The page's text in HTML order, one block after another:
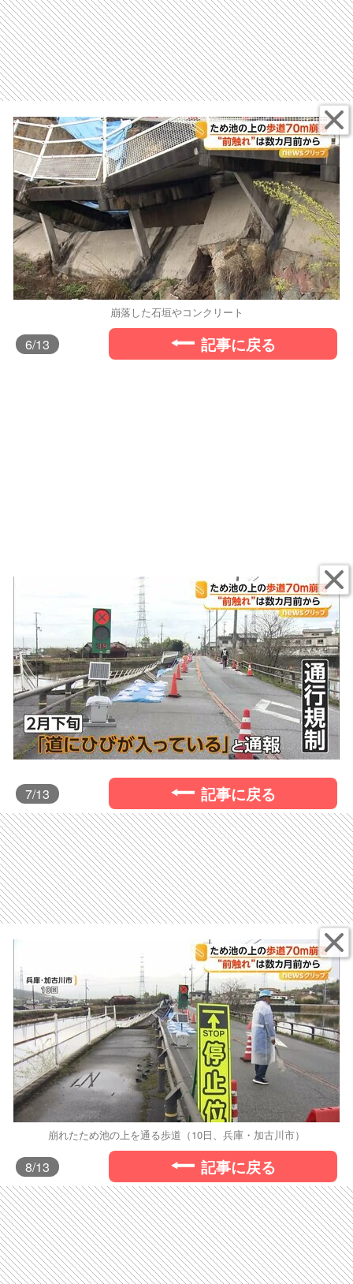
崩落した石垣やコンクリート
6/13 記事に戻る
7/13 記事に戻る
崩れたため池の上を通る歩道（10日、兵庫・加古川市）
8/13 記事に戻る